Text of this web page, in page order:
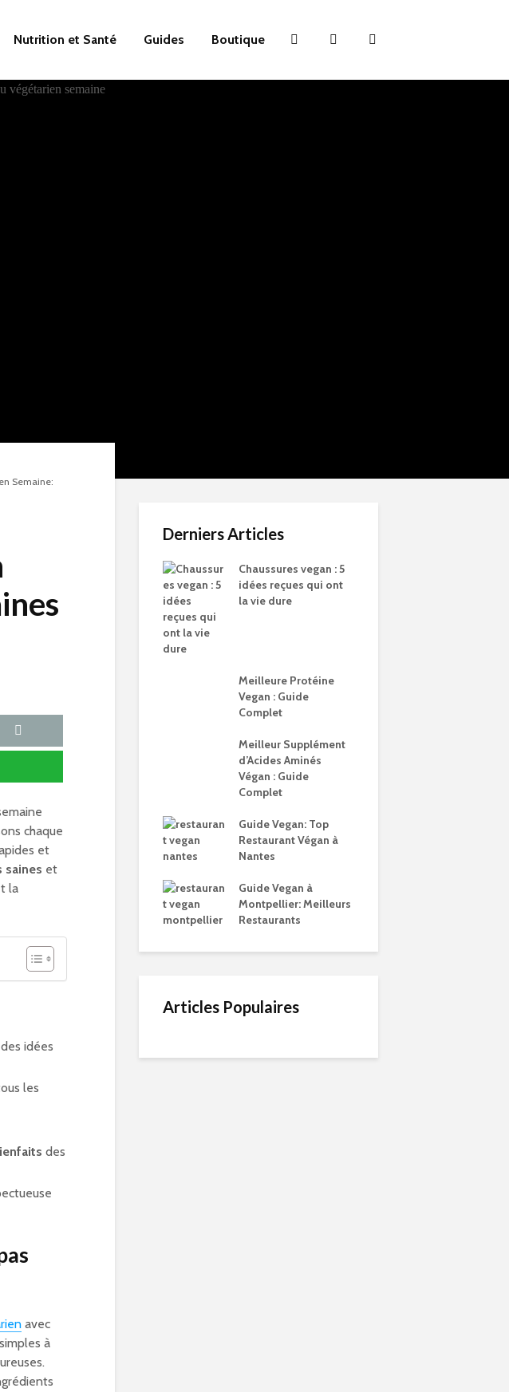
Nutrition et Santé Guides Boutique
Semaine:
chaque
et
saines et
la
idées
les
des
avec
à
Derniers Articles
Chaussures vegan : 5
idées reçues qui ont
la vie dure
Meilleure Protéine
Vegan : Guide
Complet
Meilleur Supplément
d’Acides Aminés
Végan : Guide
Complet
Guide Vegan: Top
Restaurant Végan à
Nantes
Guide Vegan à
Montpellier: Meilleurs
Restaurants
Articles Populaires